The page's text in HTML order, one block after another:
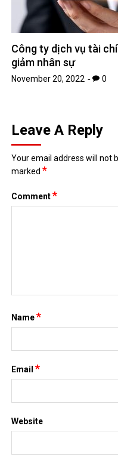
Công ty dịch vụ tài
giảm nhân sự
November 20, 2022 0
Leave A Reply
Your email address will not
marked*
Comment*
Name*
Email*
Website